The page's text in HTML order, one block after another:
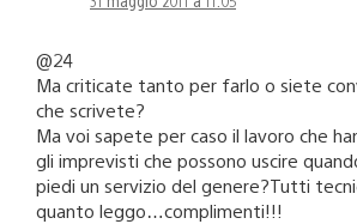
@24
Ma criticate tanto per farlo o siete
che scrivete?
Ma voi sapete per caso il lavoro che
gli imprevisti che possono uscire
piedi un servizio del genere?Tutti
quanto leggo…complimenti!!!